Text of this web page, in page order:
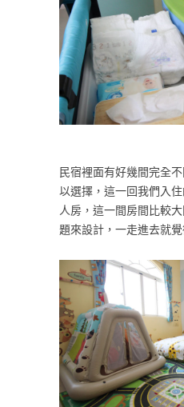
民宿裡面有好幾間完全
以選擇，這一回我們入
人房，這一間房間比較
題來設計，一走進去就覺